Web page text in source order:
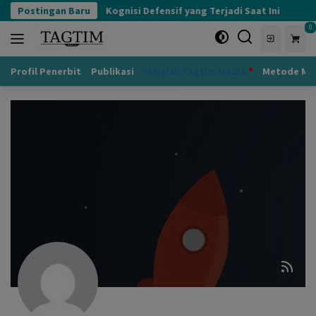
Langsung
ke
konten
Postingan Baru Kognisi Defensif yang Terjadi Saat Ini
0
Profil Penerbit Publikasi Metode